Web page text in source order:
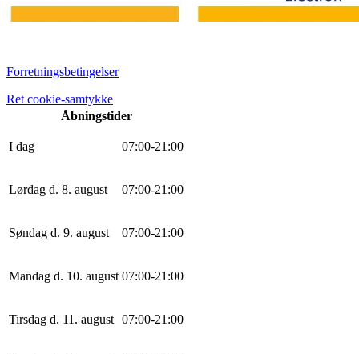
Forretningsbetingelser
Ret cookie-samtykke
Åbningstider
I dag 07:00-21 :00
Lørdag d. 8. august 07:00-21 :00
Søndag d. 9. august 07:00-21 :00
Mandag d. 10. august 07:00-21 :00
Tirsdag d. 11. august 07:00-21 :00